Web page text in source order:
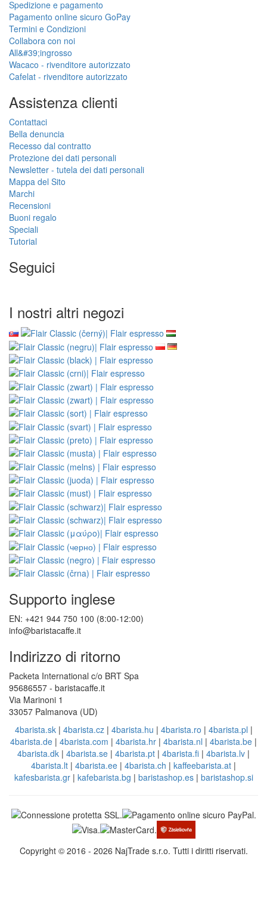
Spedizione e pagamento
Pagamento online sicuro GoPay
Termini e Condizioni
Collabora con noi
All&#39;ingrosso
Wacaco - rivenditore autorizzato
Cafelat - rivenditore autorizzato
Assistenza clienti
Contattaci
Bella denuncia
Recesso dal contratto
Protezione dei dati personali
Newsletter - tutela dei dati personali
Mappa del Sito
Marchi
Recensioni
Buoni regalo
Speciali
Tutorial
Seguici
I nostri altri negozi
Supporto inglese
EN: +421 944 750 100 (8:00-12:00)
info@baristacaffe.it
Indirizzo di ritorno
Packeta International c/o BRT Spa
95686557 - baristacaffe.it
Via Marinoni 1
33057 Palmanova (UD)
4barista.sk| 4barista.cz| 4barista.hu | 4barista.ro | 4barista.pl |
4barista.de | 4barista.com | 4barista.hr | 4barista.nl | 4barista.be |
4barista.dk | 4barista.se | 4barista.pt | 4barista.fi | 4barista.lv |
4barista.lt | 4barista.ee | 4barista.ch | kaffeebarista.at |
kafesbarista.gr| kafebarista.bg | baristashop.es| baristashop.si
Copyright © 2016 - 2026 NajTrade s.r.o. Tutti i diritti riservati.